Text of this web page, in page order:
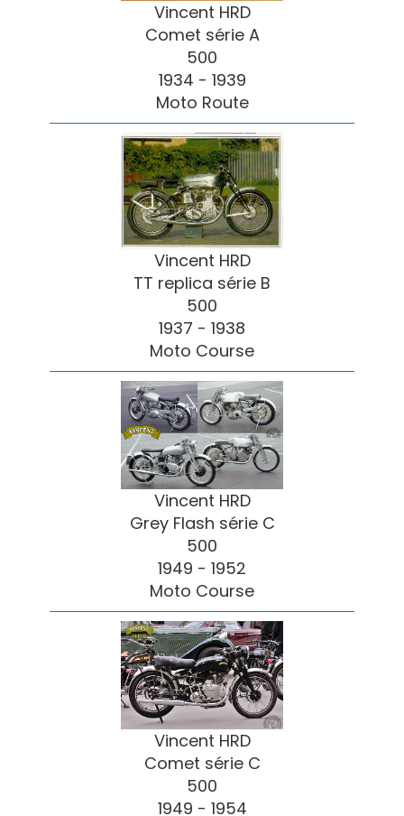
Vincent HRD
Comet série A
500
1934 - 1939
Moto Route
Vincent HRD
TT replica série B
500
1937 - 1938
Moto Course
Vincent HRD
Grey Flash série C
500
1949 - 1952
Moto Course
Vincent HRD
Comet série C
500
1949 - 1954